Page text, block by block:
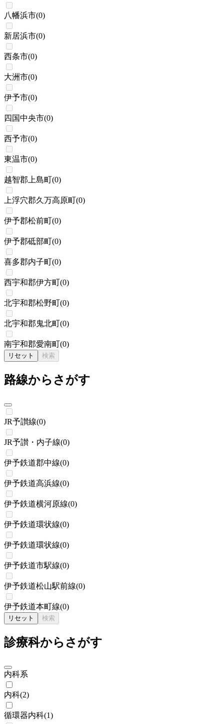
八幡浜市(0)
新居浜市(0)
西条市(0)
大洲市(0)
伊予市(0)
四国中央市(0)
西予市(0)
東温市(0)
越智郡上島町(0)
上浮穴郡久万高原町(0)
伊予郡松前町(0)
伊予郡砥部町(0)
喜多郡内子町(0)
西宇和郡伊方町(0)
北宇和郡松野町(0)
北宇和郡鬼北町(0)
南宇和郡愛南町(0)
リセット 検索
路線からさがす
JR予讃線(0)
JR予讃・内子線(0)
伊予鉄道郡中線(0)
伊予鉄道高浜線(0)
伊予鉄道横河原線(0)
伊予鉄道環状線(0)
伊予鉄道環状線(0)
伊予鉄道市駅線(0)
伊予鉄道松山駅前線(0)
伊予鉄道本町線(0)
リセット 検索
診療科からさがす
内科系
内科(2)
循環器内科(1)